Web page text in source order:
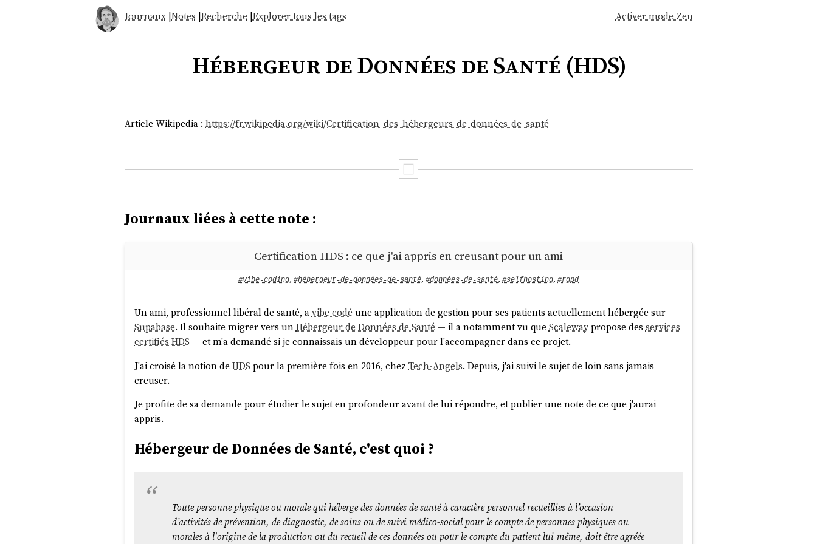
Journaux|Notes |Recherche |Explorer tous les tags Activer mode Zen
Hébergeur de Données de Santé (HDS)
Article Wikipedia : https://fr.wikipedia.org/wiki/Certification_des_hébergeurs_de_données_de_santé
Journaux liées à cette note :
Certification HDS : ce que j'ai appris en creusant pour un ami
#vibe-coding, #hébergeur-de-données-de-santé, #données-de-santé, #selfhosting, #rgpd
Un ami, professionnel libéral de santé, avibe codé une application de gestion pour ses patients actuellement hébergée sur
Supabase. Il souhaite migrer vers unHébergeur de Données de Santé — il a notamment vu que Scalewaypropose des services
certifiés HDS — et m'a demandé si je connaissais un développeur pour l'accompagner dans ce projet.
J'ai croisé la notion de HDS pour la première fois en 2016, chez Tech-Angels. Depuis, j'ai suivi le sujet de loin sans jamais
creuser.
Je profite de sa demande pour étudier le sujet en profondeur avant de lui répondre, et publier une note de ce que j'aurai
appris.
Hébergeur de Données de Santé, c'est quoi ?
Toute personne physique ou morale qui héberge des données de santé à caractère personnel recueillies à l’occasion
d’activités de prévention, de diagnostic, de soins ou de suivi médico-social pour le compte de personnes physiques ou
morales à l'origine de la production ou du recueil de ces données ou pour le compte du patient lui-même, doit être agréée